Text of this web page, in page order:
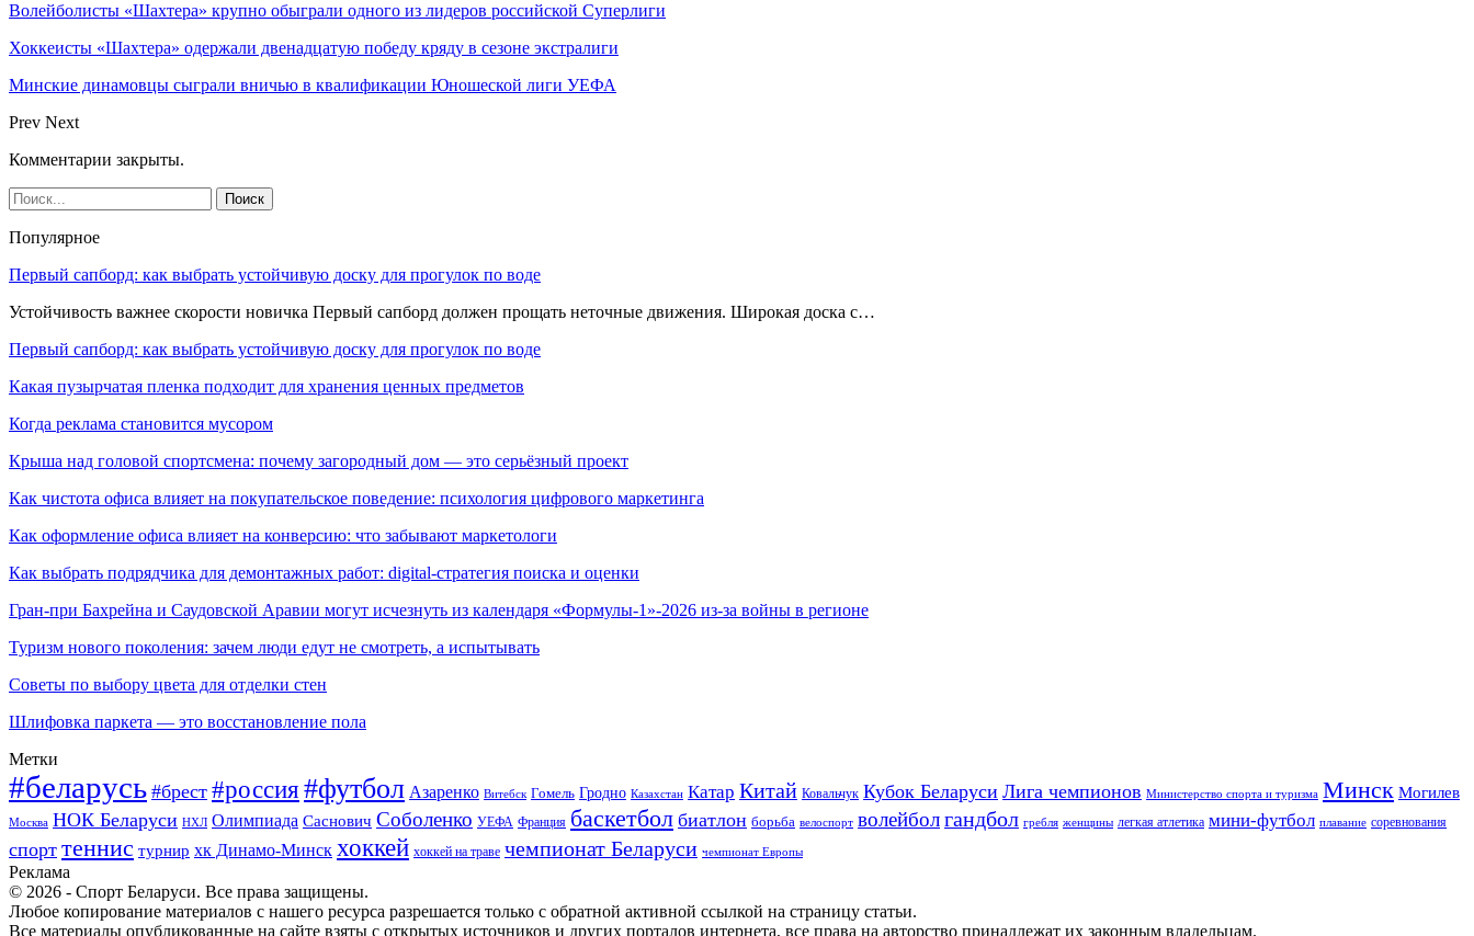
Волейболисты «Шахтера» крупно обыграли одного из лидеров российской Суперлиги
Хоккеисты «Шахтера» одержали двенадцатую победу кряду в сезоне экстралиги
Минские динамовцы сыграли вничью в квалификации Юношеской лиги УЕФА
Prev Next
Комментарии закрыты.
Популярное
Первый сапборд: как выбрать устойчивую доску для прогулок по воде
Устойчивость важнее скорости новичка Первый сапборд должен прощать неточные движения. Широкая доска с…
Первый сапборд: как выбрать устойчивую доску для прогулок по воде
Какая пузырчатая пленка подходит для хранения ценных предметов
Когда реклама становится мусором
Крыша над головой спортсмена: почему загородный дом — это серьёзный проект
Как чистота офиса влияет на покупательское поведение: психология цифрового маркетинга
Как оформление офиса влияет на конверсию: что забывают маркетологи
Как выбрать подрядчика для демонтажных работ: digital-стратегия поиска и оценки
Гран-при Бахрейна и Саудовской Аравии могут исчезнуть из календаря «Формулы-1»-2026 из-за войны в регионе
Туризм нового поколения: зачем люди едут не смотреть, а испытывать
Советы по выбору цвета для отделки стен
Шлифовка паркета — это восстановление пола
Метки
#беларусь #брест #россия#футбол Азаренко Витебск Гомель Гродно Казахстан Катар Китай Ковальчук Кубок Беларуси Лига чемпионов Министерство спорта и туризма Минск Могилев
Москва НОК Беларуси НХЛ Олимпиада Саснович Соболенко УЕФА Франция баскетбол биатлон борьба велоспорт волейболгандбол гребля женщины легкая атлетика мини-футбол плавание соревнования
спорт теннис турнир хк Динамо-Минск хоккей хоккей на траве чемпионат Беларуси чемпионат Европы
Реклама
© 2026 - Спорт Беларуси. Все права защищены.
Любое копирование материалов с нашего ресурса разрешается только с обратной активной ссылкой на страницу статьи.
Все материалы опубликованные на сайте взяты с открытых источников и других порталов интернета, все права на авторство принадлежат их законным владельцам.